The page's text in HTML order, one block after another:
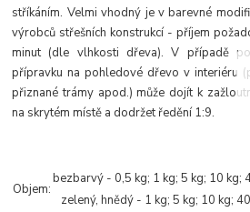
stříkáním. Velmi vhodný je v barevné
výrobců střešních konstrukcí - příjem
minut (dle vlhkosti dřeva). V případě
přípravku na pohledové dřevo v interiéru
přiznané trámy apod.) může dojít k
na skrytém místě a dodržet ředění 1:9.
Objem:
bezbarvý - 0,5 kg; 1 kg; 5 kg; 10 kg;
zelený, hnědý - 1 kg; 5 kg; 10 kg;